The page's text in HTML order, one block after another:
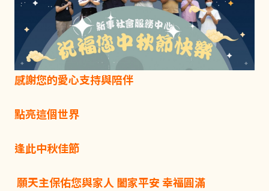
感謝您的愛心支持與陪伴
點亮這個世界
逢此中秋佳節
願天主保佑您與家人 闔家平安 幸福圓滿